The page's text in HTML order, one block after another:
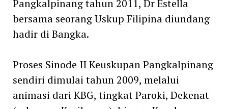
Pangkalpinang tahun 2011, Dr Estella
bersama seorang Uskup Filipina diundang
hadir di Bangka.
Proses Sinode II Keuskupan Pangkalpinang
sendiri dimulai tahun 2009, melalui
animasi dari KBG, tingkat Paroki, Dekenat